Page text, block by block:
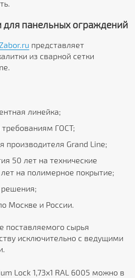
для панельных ограждений
представляет
из сварной сетки
линейка;
ГОСТ;
производителя Grand Line;
50 лет на технические
лет на полимерное покрытие;
Москве и России.
поставляемого сырья
исключительно с ведущими
Lock 1,73х1 RAL 6005 можно в